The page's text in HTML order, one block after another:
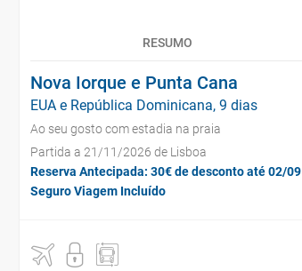
RESUMO
Nova Iorque e Punta Cana
EUA e República Dominicana, 9 dias
Ao seu gosto com estadia na praia
Partida a 21/11/2026 de Lisboa
Reserva Antecipada: 30€ de desconto até 02/09
Seguro Viagem Incluído